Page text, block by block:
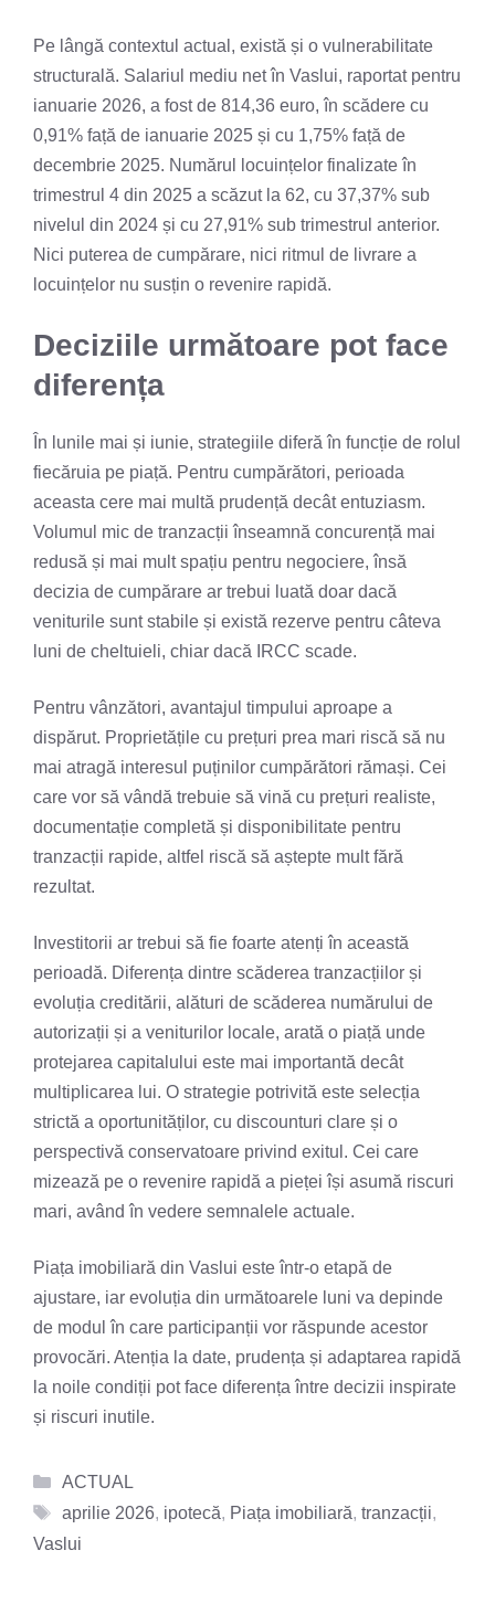
Pe lângă contextul actual, există și o vulnerabilitate
structurală. Salariul mediu net în Vaslui, raportat pentru
ianuarie 2026, a fost de 814,36 euro, în scădere cu
0,91% față de ianuarie 2025 și cu 1,75% față de
decembrie 2025. Numărul locuințelor finalizate în
trimestrul 4 din 2025 a scăzut la 62, cu 37,37% sub
nivelul din 2024 și cu 27,91% sub trimestrul anterior.
Nici puterea de cumpărare, nici ritmul de livrare a
locuințelor nu susțin o revenire rapidă.
Deciziile următoare pot face
diferența
În lunile mai și iunie, strategiile diferă în funcție de rolul
fiecăruia pe piață. Pentru cumpărători, perioada
aceasta cere mai multă prudență decât entuziasm.
Volumul mic de tranzacții înseamnă concurență mai
redusă și mai mult spațiu pentru negociere, însă
decizia de cumpărare ar trebui luată doar dacă
veniturile sunt stabile și există rezerve pentru câteva
luni de cheltuieli, chiar dacă IRCC scade.
Pentru vânzători, avantajul timpului aproape a
dispărut. Proprietățile cu prețuri prea mari riscă să nu
mai atragă interesul puținilor cumpărători rămași. Cei
care vor să vândă trebuie să vină cu prețuri realiste,
documentație completă și disponibilitate pentru
tranzacții rapide, altfel riscă să aștepte mult fără
rezultat.
Investitorii ar trebui să fie foarte atenți în această
perioadă. Diferența dintre scăderea tranzacțiilor și
evoluția creditării, alături de scăderea numărului de
autorizații și a veniturilor locale, arată o piață unde
protejarea capitalului este mai importantă decât
multiplicarea lui. O strategie potrivită este selecția
strictă a oportunităților, cu discounturi clare și o
perspectivă conservatoare privind exitul. Cei care
mizează pe o revenire rapidă a pieței își asumă riscuri
mari, având în vedere semnalele actuale.
Piața imobiliară din Vaslui este într-o etapă de
ajustare, iar evoluția din următoarele luni va depinde
de modul în care participanții vor răspunde acestor
provocări. Atenția la date, prudența și adaptarea rapidă
la noile condiții pot face diferența între decizii inspirate
și riscuri inutile.
Categorii
ACTUAL
Etichete
aprilie 2026, ipotecă, Piața imobiliară, tranzacții,
Vaslui